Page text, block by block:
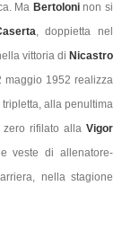
Ma Bertoloninon si
, doppietta nel
vittoria di Nicastro
maggio 1952 realizza
alla penultima
zero rifilato alla Vigor
veste di allenatore-
nella stagione